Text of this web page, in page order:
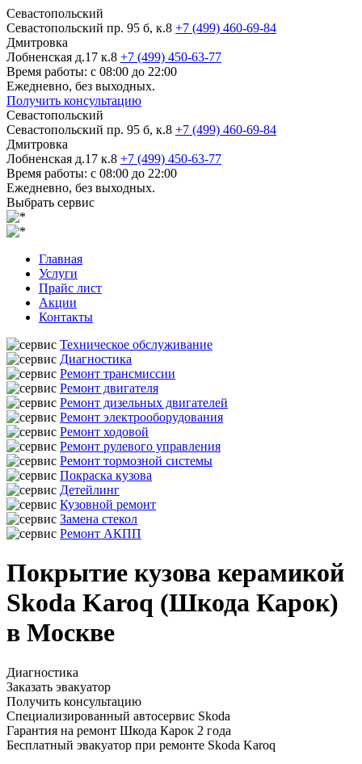
Севастопольский
Севастопольский пр. 95 б, к.8 +7 (499) 460-69-84
Дмитровка
Лобненская д.17 к.8 +7 (499) 450-63-77
Время работы: с 08:00 до 22:00
Ежедневно, без выходных.
Получить консультацию
Севастопольский
Севастопольский пр. 95 б, к.8 +7 (499) 460-69-84
Дмитровка
Лобненская д.17 к.8 +7 (499) 450-63-77
Время работы: с 08:00 до 22:00
Ежедневно, без выходных.
Выбрать сервис
Главная
Услуги
Прайс лист
Акции
Контакты
Техническое обслуживание
Диагностика
Ремонт трансмиссии
Ремонт двигателя
Ремонт дизельных двигателей
Ремонт электрооборудования
Ремонт ходовой
Ремонт рулевого управления
Ремонт тормозной системы
Покраска кузова
Детейлинг
Кузовной ремонт
Замена стекол
Ремонт АКПП
Покрытие кузова керамикой
Skoda Karoq (Шкода Карок)
в Москве
Диагностика
Заказать эвакуатор
Получить консультацию
Специализированный автосервис Skoda
Гарантия на ремонт Шкода Карок 2 года
Бесплатный эвакуатор при ремонте Skoda Karoq